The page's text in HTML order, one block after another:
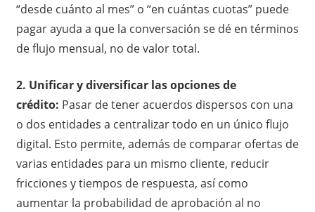
“desde cuánto al mes” o “en cuántas cuotas” puede
pagar ayuda a que la conversación se dé en términos
de flujo mensual, no de valor total.
2. Unificar y diversificar las opciones de
crédito: Pasar de tener acuerdos dispersos con una
o dos entidades a centralizar todo en un único flujo
digital. Esto permite, además de comparar ofertas de
varias entidades para un mismo cliente, reducir
fricciones y tiempos de respuesta, así como
aumentar la probabilidad de aprobación al no